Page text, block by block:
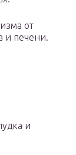
от
и печени.
и